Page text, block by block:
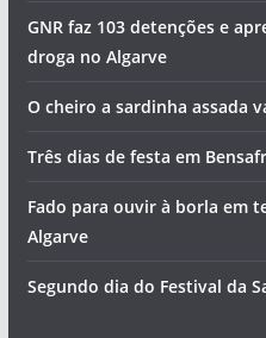
GNR faz 103 detenções e
droga no Algarve
O cheiro a sardinha assada
Três dias de festa em
Fado para ouvir à borla em
Algarve
Segundo dia do Festival da